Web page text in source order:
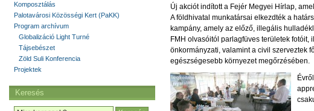
Új akciót indított a Fejér Megyei Hírlap,
A földhivatal munkatársai elkezdték a
kampány, amely az előző, illegális
FMH olvasóitól parlagfüves területek
önkormányzati, valamint a civil szerveztek
egészségesebb környezet megőrzésében.
Komposztálás
Palotavárosi Közösségi Kert (PaKK)
Program archívum
Globalizáció Light Turné
Tájsebészet
Zöld Suli Konferencia
Projektek
Keresés